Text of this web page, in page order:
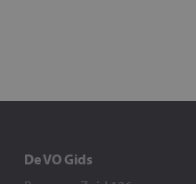
De VO Gids